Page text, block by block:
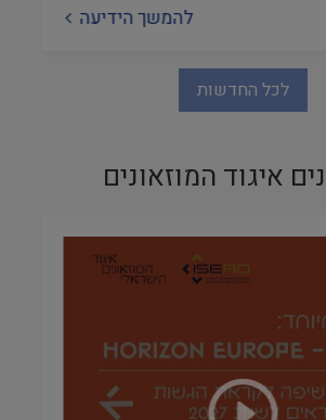
להמשך הידיעה
לכל החדשות
איגוד המוזאונים